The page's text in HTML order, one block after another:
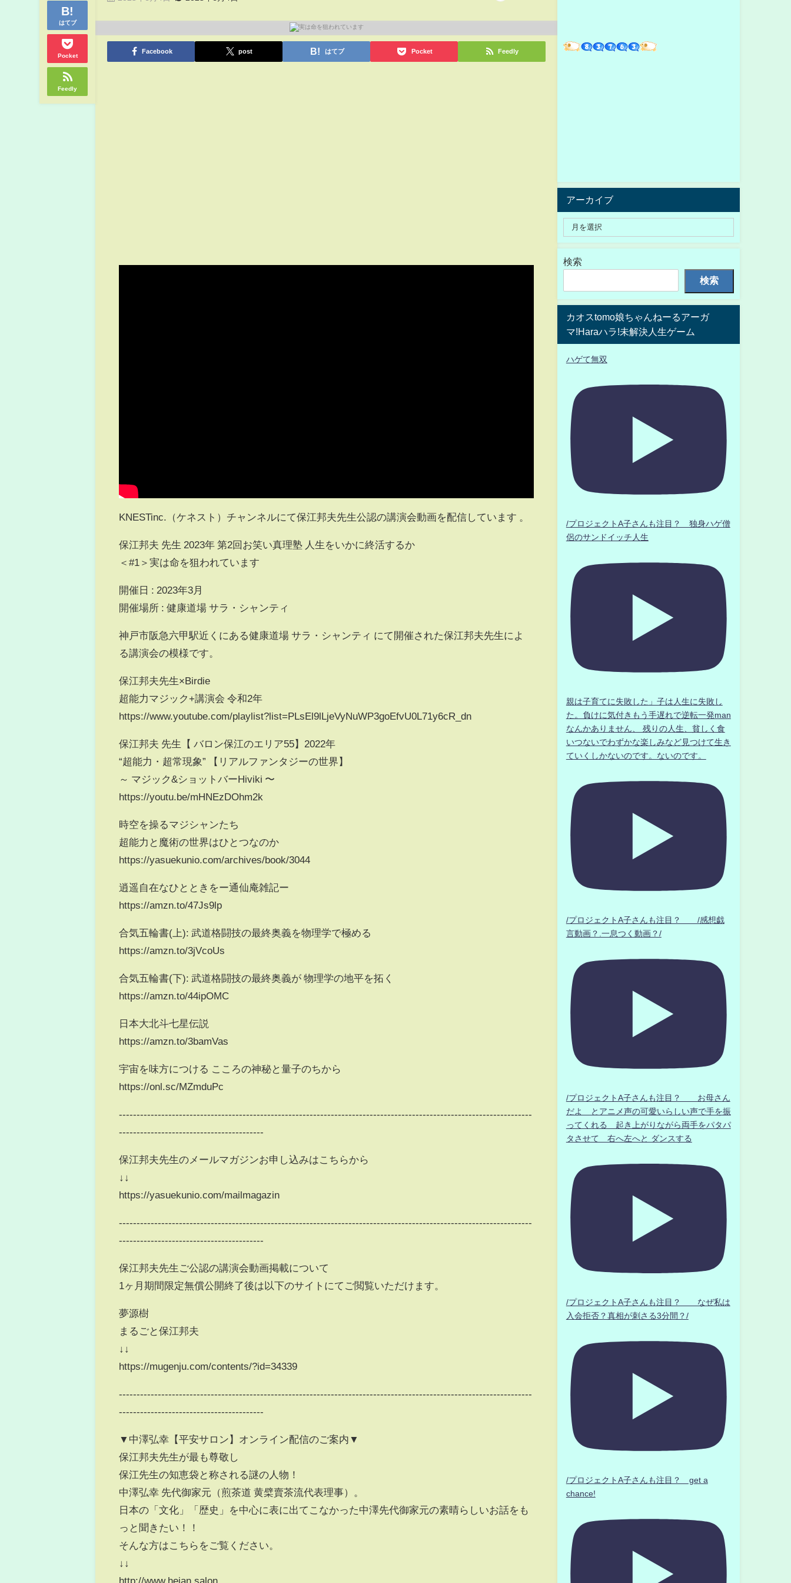
はてブ
Pocket
Feedly
Facebook post はてブ Pocket Feedly
KNESTinc.（ケネスト）チャンネルにて保江邦夫先生公認の講演会動画を配信しています 。
保江邦夫 先生 2023年 第2回お笑い真理塾 人生をいかに終活するか
＜#1＞実は命を狙われています
開催日 : 2023年3月
開催場所 : 健康道場 サラ・シャンティ
神戸市阪急六甲駅近くにある健康道場 サラ・シャンティ にて開催された保江邦夫先生によ
る講演会の模様です。
保江邦夫先生×Birdie
超能力マジック+講演会 令和2年
https://www.youtube.com/playlist?list=PLsEl9lLjeVyNuWP3goEfvU0L71y6cR_dn
保江邦夫 先生【 バロン保江のエリア55】2022年
“超能力・超常現象” 【リアルファンタジーの世界】
～ マジック&ショットバーHiviki 〜
https://youtu.be/mHNEzDOhm2k
時空を操るマジシャンたち
超能力と魔術の世界はひとつなのか
https://yasuekunio.com/archives/book/3044
逍遥自在なひとときをー通仙庵雑記ー
https://amzn.to/47Js9lp
合気五輪書(上): 武道格闘技の最終奥義を物理学で極める
https://amzn.to/3jVcoUs
合気五輪書(下): 武道格闘技の最終奥義が 物理学の地平を拓く
https://amzn.to/44ipOMC
日本大北斗七星伝説
https://amzn.to/3bamVas
宇宙を味方につける こころの神秘と量子のちから
https://onl.sc/MZmduPc
---------------------------------------------------------------------------------------------------------------------
-----------------------------------------
保江邦夫先生のメールマガジンお申し込みはこちらから
↓↓
https://yasuekunio.com/mailmagazin
---------------------------------------------------------------------------------------------------------------------
-----------------------------------------
保江邦夫先生ご公認の講演会動画掲載について
1ヶ月期間限定無償公開終了後は以下のサイトにてご閲覧いただけます。
夢源樹
まるごと保江邦夫
↓↓
https://mugenju.com/contents/?id=34339
---------------------------------------------------------------------------------------------------------------------
-----------------------------------------
▼中澤弘幸【平安サロン】オンライン配信のご案内▼
保江邦夫先生が最も尊敬し
保江先生の知恵袋と称される謎の人物！
中澤弘幸 先代御家元（煎茶道 黄檗賣茶流代表理事）。
日本の「文化」「歴史」を中心に表に出てこなかった中澤先代御家元の素晴らしいお話をも
っと聞きたい！！
そんな方はこちらをご覧ください。
↓↓
http://www.heian.salon
アーカイブ
検索
検索
カオスtomo娘ちゃんねーるアーガ
マ!Haraハラ!未解決人生ゲーム
ハゲて無双
/プロジェクトA子さんも注目？ 独身ハゲ僧
侶のサンドイッチ人生
親は子育てに失敗した」子は人生に失敗し
た。負けに気付きもう手遅れで逆転一発man
なんかありません、 残りの人生、貧しく食
いつないでわずかな楽しみなど見つけて生き
ていくしかないのです。ないのです。
/プロジェクトA子さんも注目？ /感想戯
言動画？.一息つく動画？/
/プロジェクトA子さんも注目？ お母さん
だよ とアニメ声の可愛いらしい声で手を振
ってくれる 起き上がりながら両手をパタパ
タさせて 右へ左へと ダンスする
/プロジェクトA子さんも注目？ なぜ私は
入会拒否？真相が刺さる3分間？/
/プロジェクトA子さんも注目？ get a
chance!